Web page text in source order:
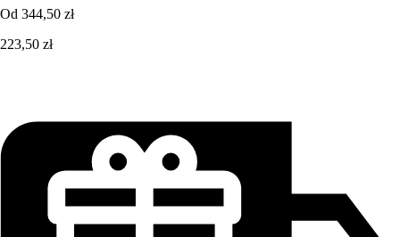
Od 344,50 zł
223,50 zł